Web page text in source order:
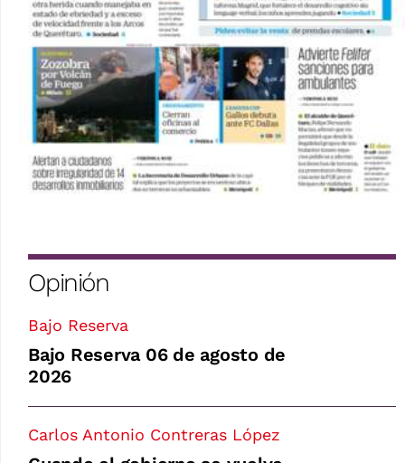
Opinión
Bajo Reserva
Bajo Reserva 06 de agosto de
2026
Carlos Antonio Contreras López